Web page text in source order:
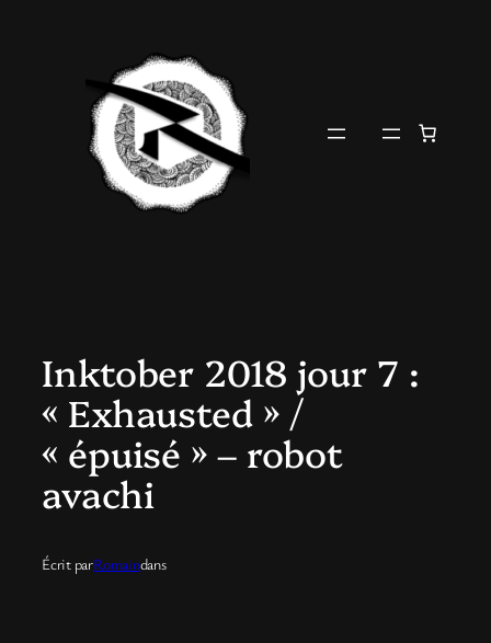
Inktober 2018 jour 7 :
« Exhausted » /
« épuisé » – robot
avachi
Écrit parRomaindans